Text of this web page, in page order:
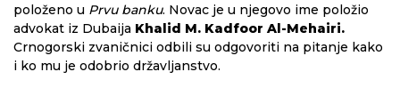
položeno u Prvu banku. Novac je u njegovo ime položio
advokat iz Dubaija Khalid M. Kadfoor Al-Mehairi.
Crnogorski zvaničnici odbili su odgovoriti na pitanje kako
i ko mu je odobrio državljanstvo.